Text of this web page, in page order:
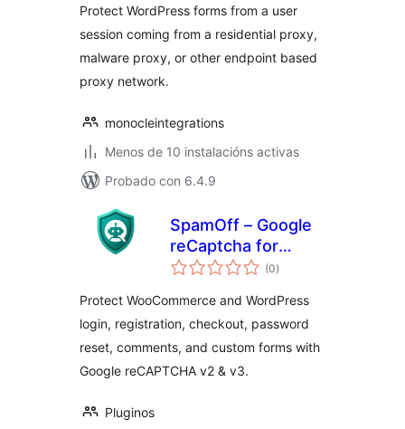
Protect WordPress forms from a user
session coming from a residential proxy,
malware proxy, or other endpoint based
proxy network.
monocleintegrations
Menos de 10 instalacións activas
Probado con 6.4.9
SpamOff – Google
reCaptcha for
WooCommerce
(0valoracións
totais
)
Protect WooCommerce and WordPress
login, registration, checkout, password
reset, comments, and custom forms with
Google reCAPTCHA v2 & v3.
Pluginos